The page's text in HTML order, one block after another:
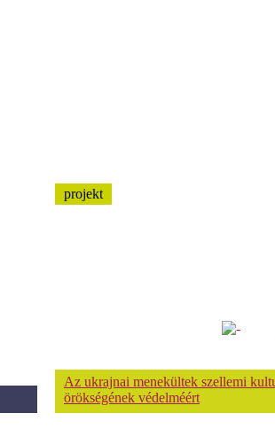
projekt
Az ukrajnai menekültek szellemi
örökségének védelméért